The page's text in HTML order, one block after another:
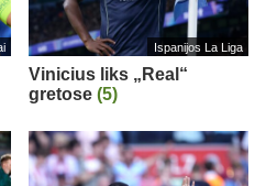
Ispanijos La Liga
Vinicius liks „Real“
gretose (5)